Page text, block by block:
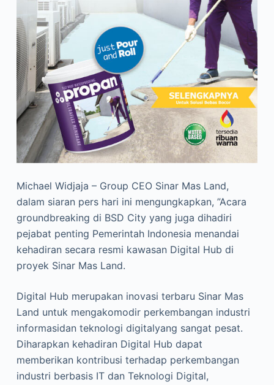
Michael Widjaja – Group CEO Sinar Mas Land,
dalam siaran pers hari ini mengungkapkan, ”Acara
groundbreaking di BSD City yang juga dihadiri
pejabat penting Pemerintah Indonesia menandai
kehadiran secara resmi kawasan Digital Hub di
proyek Sinar Mas Land.
Digital Hub merupakan inovasi terbaru Sinar Mas
Land untuk mengakomodir perkembangan industri
informasidan teknologi digitalyang sangat pesat.
Diharapkan kehadiran Digital Hub dapat
memberikan kontribusi terhadap perkembangan
industri berbasis IT dan Teknologi Digital,